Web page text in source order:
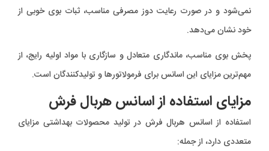
نمی‌شود و در صورت رعایت دوز مصرفی مناسب، ثبات بوی خوبی از
خود نشان می‌دهد.
پخش بوی مناسب، ماندگاری متعادل و سازگاری با مواد اولیه رایج، از
مهم‌ترین مزایای این اسانس برای فرمولاتورها و تولیدکنندگان است.
مزایای استفاده از اسانس هربال فرش
استفاده از اسانس هربال فرش در تولید محصولات بهداشتی مزایای
متعددی دارد، از جمله: